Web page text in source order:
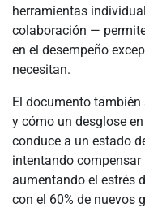
herramientas
colaboración —
en el desempeño
necesitan.
El documento
y cómo un desglose
conduce a un estado
intentando
aumentando el estrés
con el 60% de nuevos